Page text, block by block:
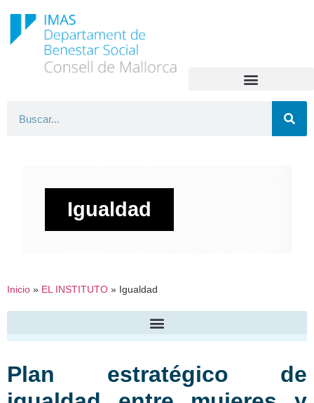
Igualdad
Inicio » EL INSTITUTO » Igualdad
Plan estratégico de